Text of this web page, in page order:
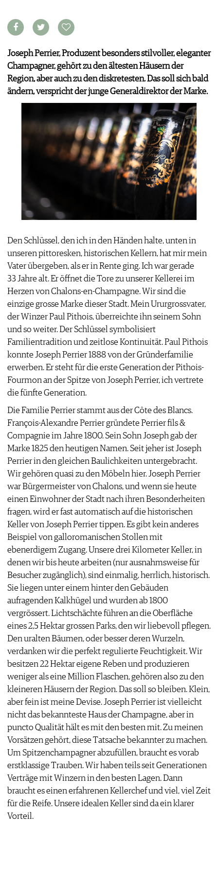
MEDIATHEK
VIDEOS
BILDSTRECKEN
BÜCHER
NEWS
WEINWIRTSCHAFT
WEINSZENE
PORTRAITS
VINOPHILES
ANMELDEN
GEWINNSPIELE
VORTEILSWELT
TRINKREIFETABELLE
WINE TRADE CLUB
REDAKTION
WERBUNG
PRESSE
IMPRESSUM
AGB & DATENSCHUTZ
FAQ
Joseph Perrier, Produzent besonders stilvoller, eleganter
Champagner, gehört zu den ältesten Häusern der
Region, aber auch zu den diskretesten. Das soll sich bald
ändern, verspricht der junge Generaldirektor der Marke.
Den Schlüssel, den ich in den Händen halte, unten in
unseren pittoresken, historischen Kellern, hat mir mein
Vater übergeben, als er in Rente ging. Ich war gerade
33 Jahre alt. Er öffnet die Tore zu unserer Kellerei im
Herzen von Chalons-en-Champagne. Wir sind die
einzige grosse Marke dieser Stadt. Mein Ururgrossvater,
der Winzer Paul Pithois, überreichte ihn seinem Sohn
und so weiter. Der Schlüssel symbolisiert
Familientradition und zeitlose Kontinuität. Paul Pithois
konnte Joseph Perrier 1888 von der Gründerfamilie
erwerben. Er steht für die erste Generation der Pithois-
Fourmon an der Spitze von Joseph Perrier, ich vertrete
die fünfte Generation.
Die Familie Perrier stammt aus der Côte des Blancs.
François-Alexandre Perrier gründete Perrier fils &
Compagnie im Jahre 1800. Sein Sohn Joseph gab der
Marke 1825 den heutigen Namen. Seit jeher ist Joseph
Perrier in den gleichen Baulichkeiten untergebracht.
Wir gehören quasi zu den Möbeln hier. Joseph Perrier
war Bürgermeister von Chalons, und wenn sie heute
einen Einwohner der Stadt nach ihren Besonderheiten
fragen, wird er fast automatisch auf die historischen
Keller von Joseph Perrier tippen. Es gibt kein anderes
Beispiel von galloromanischen Stollen mit
ebenerdigem Zugang. Unsere drei Kilometer Keller, in
denen wir bis heute arbeiten (nur ausnahmsweise für
Besucher zugänglich), sind einmalig, herrlich, historisch.
Sie liegen unter einem hinter den Gebäuden
aufragenden Kalkhügel und wurden ab 1800
vergrössert. Lichtschächte führen an die Oberfläche
eines 2,5 Hektar grossen Parks, den wir liebevoll pflegen.
Den uralten Bäumen, oder besser deren Wurzeln,
verdanken wir die perfekt regulierte Feuchtigkeit. Wir
besitzen 22 Hektar eigene Reben und produzieren
weniger als eine Million Flaschen, gehören also zu den
kleineren Häusern der Region. Das soll so bleiben. Klein,
aber fein ist meine Devise. Joseph Perrier ist vielleicht
nicht das bekannteste Haus der Champagne, aber in
puncto Qualität hält es mit den besten mit. Zu meinen
Vorsätzen gehört, diese Tatsache bekannter zu machen.
Um Spitzenchampagner abzufüllen, braucht es vorab
erstklassige Trauben. Wir haben teils seit Generationen
Verträge mit Winzern in den besten Lagen. Dann
braucht es einen erfahrenen Kellerchef und viel, viel Zeit
für die Reife. Unsere idealen Keller sind da ein klarer
Vorteil.